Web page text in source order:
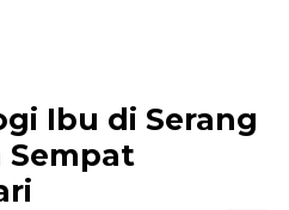
Ibu di Serang
Sempat